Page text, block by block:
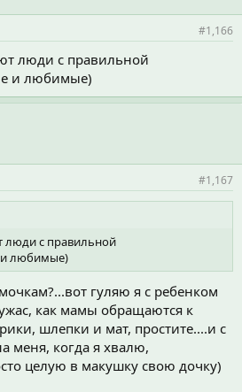
#1,166
люди с правильной
и любимые)
#1,167
люди с правильной
и любимые)
гуляю я с ребенком
как мамы обращаются к
шлепки и мат, простите....и с
меня, когда я хвалю,
целую в макушку свою дочку)